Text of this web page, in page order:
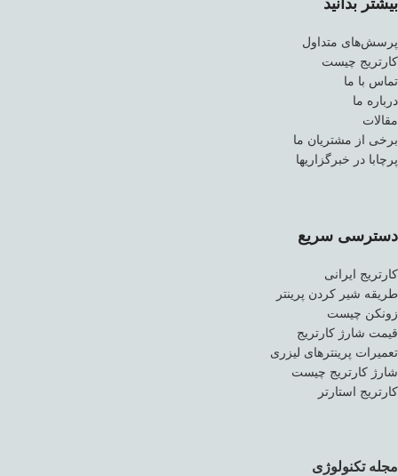
بیشتر بدانید
پرسش‌های متداول
کارتریج چیست
تماس با ما
درباره ما
مقالات
برخی از مشتریان ما
پرچابا در خبرگزاریها
دسترسی سریع
کارتریج ایرانی
طریقه شیر کردن پرینتر
زونکن چیست
قیمت شارژ کارتریج
تعمیرات پرینترهای لیزری
شارژ کارتریج چیست
کارتریج استارتر
مجله تکنولوژی